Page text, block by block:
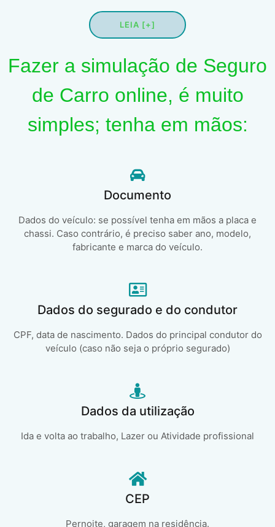
LEIA [+]
Fazer a simulação de Seguro
de Carro online, é muito
simples; tenha em mãos:
Documento
Dados do veículo: se possível tenha em mãos a placa e
chassi. Caso contrário, é preciso saber ano, modelo,
fabricante e marca do veículo.
Dados do segurado e do condutor
CPF, data de nascimento. Dados do principal condutor do
veículo (caso não seja o próprio segurado)
Dados da utilização
Ida e volta ao trabalho, Lazer ou Atividade profissional
CEP
Pernoite, garagem na residência.